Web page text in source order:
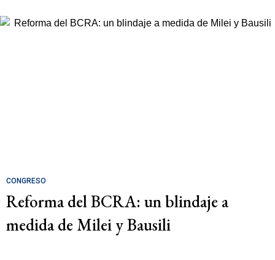
CONGRESO
Reforma del BCRA: un blindaje a
medida de Milei y Bausili